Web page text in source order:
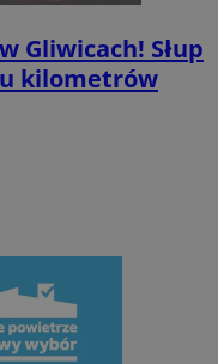
Gliwicach! Słup
kilometrów